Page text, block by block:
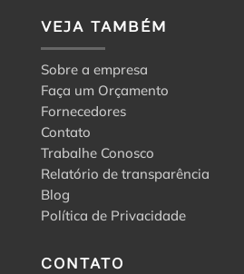
VEJA TAMBÉM
Sobre a empresa
Faça um Orçamento
Fornecedores
Contato
Trabalhe Conosco
Relatório de transparência
Blog
Política de Privacidade
CONTATO